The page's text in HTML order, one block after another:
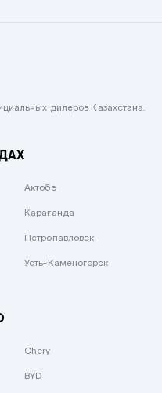
дилеров Казахстана.
Актобе
Караганда
Петропавловск
Усть-Каменогорск
Chery
BYD